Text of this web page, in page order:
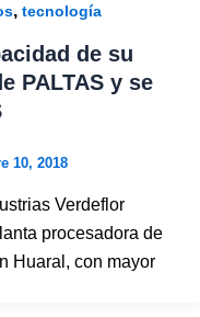
, tecnología
de su
PALTAS y se
10, 2018
Verdeflor
procesadora de
Huaral, con mayor